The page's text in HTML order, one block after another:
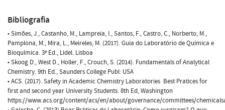
Bibliografia
• Simões, J., Castanho, M., Lampreia, I., Santos, F., Castro, C., Norberto, M.,
Pamplona, M., Mira, L., Meireles, M. (2017). Guia do Laboratório de Química e
Bioquímica. 3ª Ed., Lidel. Lisboa
• Skoog D., West D., Holler, F., Crouch, S. (2014). Fundamentals of Analytical
Chemistry. 9th Ed., Saunders College Publ: USA
• ACS. (2017). Safety in Academic Chemistry Laboratories  Best Pratices for
first and second year University Students. 8th Ed, Washington
https://www.acs.org/content/acs/en/about/governance/committees/